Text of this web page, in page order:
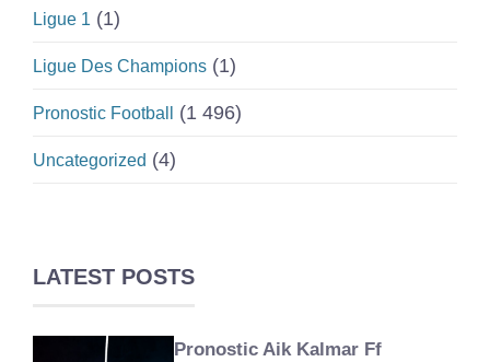
Ligue 1 (1)
Ligue Des Champions (1)
Pronostic Football (1 496)
Uncategorized (4)
LATEST POSTS
Pronostic Aik Kalmar Ff